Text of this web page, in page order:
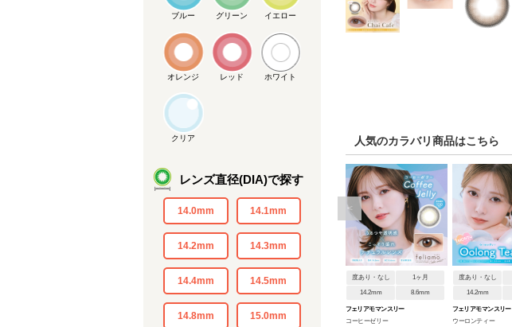
ブルー グリーン イエロー
オレンジ レッド ホワイト
クリア
レンズ直径(DIA)で探す
14.0mm 14.1mm
14.2mm 14.3mm
14.4mm 14.5mm
14.8mm 15.0mm
人気のカラバリ商品はこちら
度あり・なし 1ヶ月
14.2mm 8.6mm
フェリアモ マンスリー
コーヒーゼリー
度あり・なし
14.2mm
フェリアモ マンスリー
ウーロンティー
<